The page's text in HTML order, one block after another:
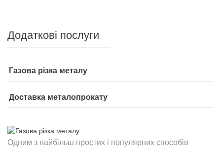
Додаткові послуги
Газова різка металу
Доставка металопрокату
Одним з найбільш простих і популярних способів